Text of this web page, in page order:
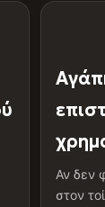
φινίρισμα
Έτοιμο να
Βερνίκι
Συνιστάται η
εσωτερικούς
σε κουτί
έχουν
σας φτάνει
Αν δεν
στον